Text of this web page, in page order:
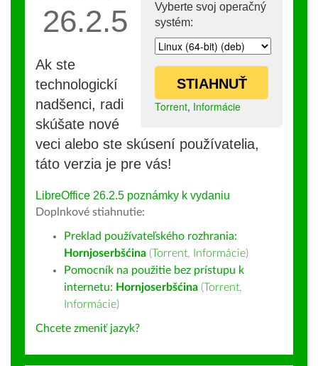
Vyberte svoj operačný
systém:
STIAHNUŤ
Torrent, Informácie
26.2.5
Ak ste
technologickí
nadšenci, radi
skúšate nové
veci alebo ste skúsení používatelia,
táto verzia je pre vás!
LibreOffice 26.2.5 poznámky k vydaniu
Doplnkové stiahnutie:
Preklad používateľského rozhrania:
Hornjoserbšćina (Torrent, Informácie)
Pomocník na použitie bez prístupu k
internetu: Hornjoserbšćina (Torrent,
Informácie)
Chcete zmeniť jazyk?